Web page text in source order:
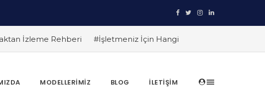
İzleme Rehberi
#İşletmeniz İçin Hangi
Önleyin
#TRT HABER Güvenlik
Çözümleri
#HiLook Gece Görüş Kameraları:
MODELLERIMIZ BLOG İLETIŞIM